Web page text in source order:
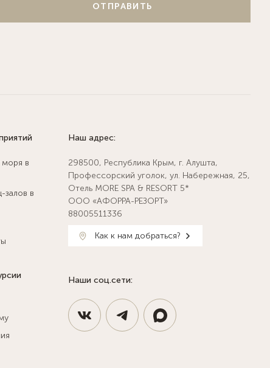
ОТПРАВИТЬ
Наш адрес:
298500, Республика Крым, г. Алушта,
Профессорский уголок, ул. Набережная, 25,
Отель MORE SPA & RESORT 5*
ООО «АФОРРА-РЕЗОРТ»
88005511336
Как к нам добраться?
Наши соц.сети:
моря в
в